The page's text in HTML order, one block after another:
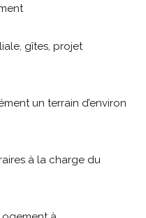
gîtes, projet
un terrain d’environ
à la charge du